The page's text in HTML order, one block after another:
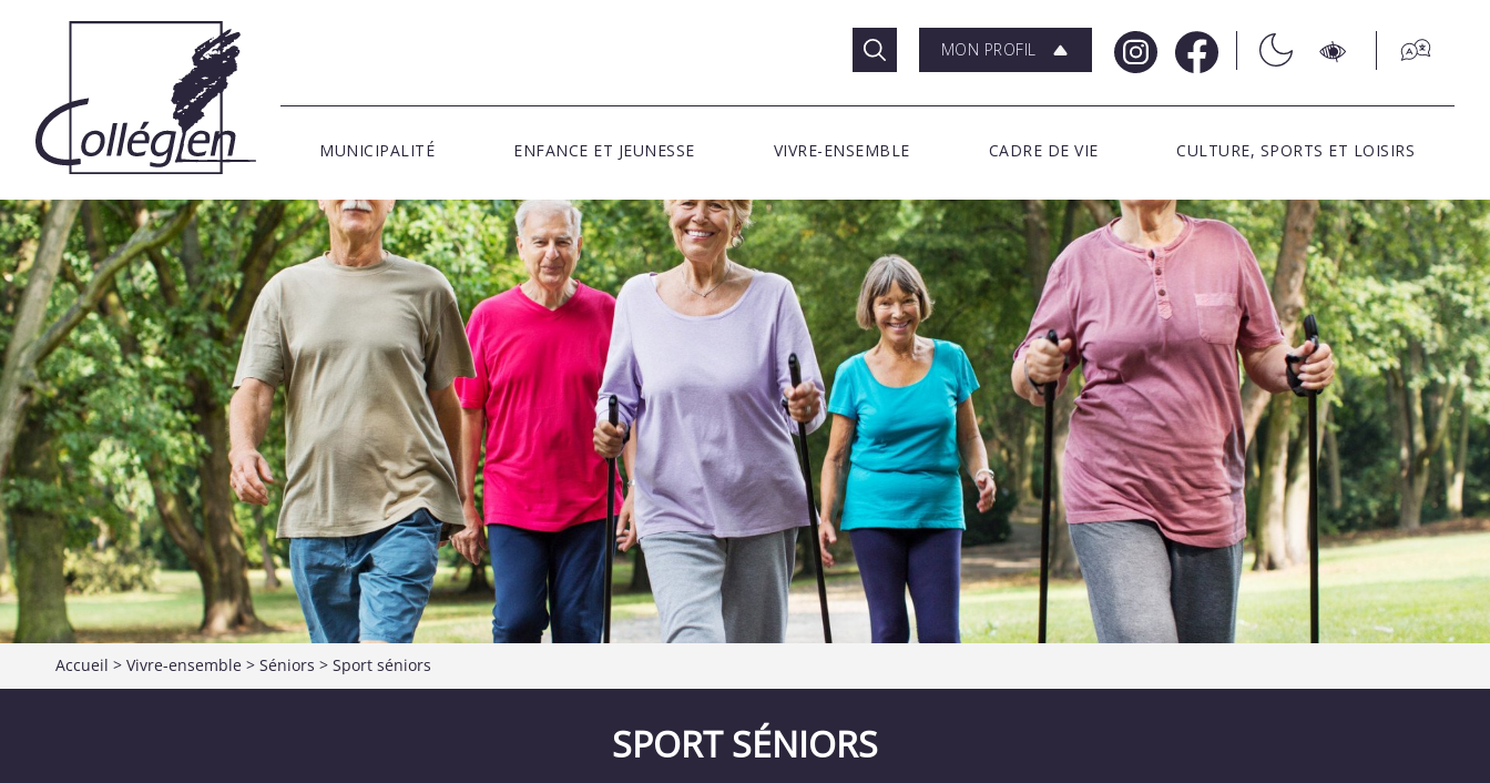
MON PROFIL
MUNICIPALITÉ ENFANCE ET JEUNESSE VIVRE-ENSEMBLE CADRE DE VIE CULTURE, SPORTS ET LOISIRS
Accueil > Vivre-ensemble > Séniors > Sport séniors
SPORT SÉNIORS